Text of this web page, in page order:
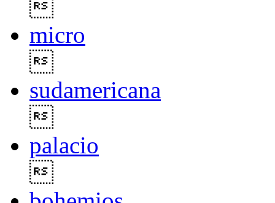
micro
sudamericana
palacio